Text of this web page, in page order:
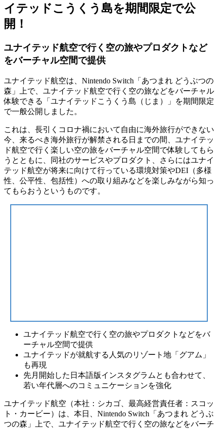
イテッドこうくう島を期間限定で公
開！
ユナイテッド航空で行く空の旅やプロダクトなど
をバーチャル空間で提供
ユナイテッド航空は、Nintendo Switch「あつまれ どうぶつの
森」上で、ユナイテッド航空で行く空の旅などをバーチャル
体験できる「ユナイテッドこうくう島（じま）」を期間限定
で一般公開しました。
これは、長引くコロナ禍において自由に海外旅行ができない
今、来るべき海外旅行が解禁される日までの間、ユナイテッ
ド航空で行く楽しい空の旅をバーチャル空間で体験してもら
うとともに、同社のサービスやプロダクト、さらにはユナイ
テッド航空が将来に向けて行っている環境対策やDEI（多様
性、公平性、包括性）への取り組みなどを楽しみながら知っ
てもらおうというものです。
ユナイテッド航空で行く空の旅やプロダクトなどをバ
ーチャル空間で提供
ユナイテッドが就航する人気のリゾート地「グアム」
も再現
先月開始した日本語版インスタグラムとも合わせて、
若い年代層へのコミュニケーションを強化
ユナイテッド航空（本社：シカゴ、最高経営責任者：スコッ
ト・カービー）は、本日、Nintendo Switch「あつまれ どうぶ
つの森」上で、ユナイテッド航空で行く空の旅などをバーチ